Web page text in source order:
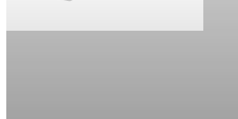
Contact Us